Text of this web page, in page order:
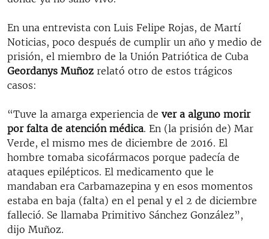
En una entrevista con Luis Felipe Rojas, de Martí
Noticias, poco después de cumplir un año y medio de
prisión, el miembro de la Unión Patriótica de Cuba
Geordanys Muñoz relató otro de estos trágicos
casos:
“Tuve la amarga experiencia de ver a alguno morir
por falta de atención médica. En (la prisión de) Mar
Verde, el mismo mes de diciembre de 2016. El
hombre tomaba sicofármacos porque padecía de
ataques epilépticos. El medicamento que le
mandaban era Carbamazepina y en esos momentos
estaba en baja (falta) en el penal y el 2 de diciembre
falleció. Se llamaba Primitivo Sánchez González”,
dijo Muñoz.